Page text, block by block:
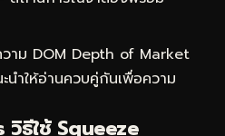
าม DOM Depth of Market
นำให้อ่านควบคู่กันเพื่อความ
ธีใช้ Squeeze